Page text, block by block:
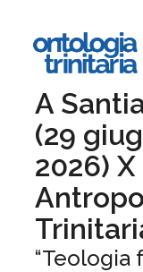
contenuto
principale
A
(29
2026)
“Teologia